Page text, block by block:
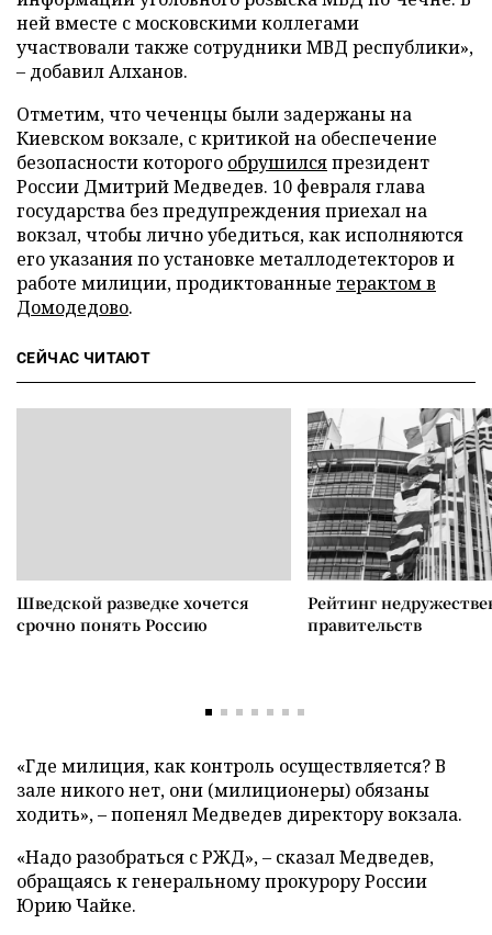
ней вместе с московскими коллегами
участвовали также сотрудники МВД республики»,
– добавил Алханов.
Отметим, что чеченцы были задержаны на
Киевском вокзале, с критикой на обеспечение
безопасности которого обрушилсяпрезидент
России Дмитрий Медведев. 10 февраля глава
государства без предупреждения приехал на
вокзал, чтобы лично убедиться, как исполняются
его указания по установке металлодетекторов и
работе милиции, продиктованные терактом в
Домодедово.
СЕЙЧАС ЧИТАЮТ
Шведской разведке хочется
срочно понять Россию
Рейтинг
правительств
«Где милиция, как контроль осуществляется? В
зале никого нет, они (милиционеры) обязаны
ходить», – попенял Медведев директору вокзала.
«Надо разобраться с РЖД», – сказал Медведев,
обращаясь к генеральному прокурору России
Юрию Чайке.